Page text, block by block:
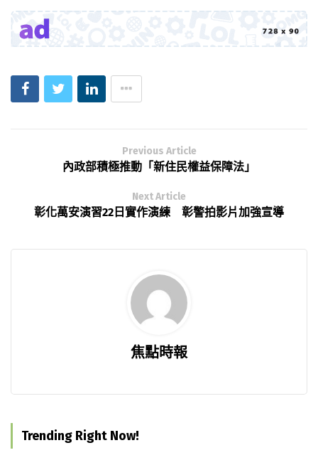
Previous Article
內政部積極推動「新住民權益保障法」
Next Article
彰化萬安演習22日實作演練 彰警拍影片加強宣導
焦點時報
Trending Right Now!